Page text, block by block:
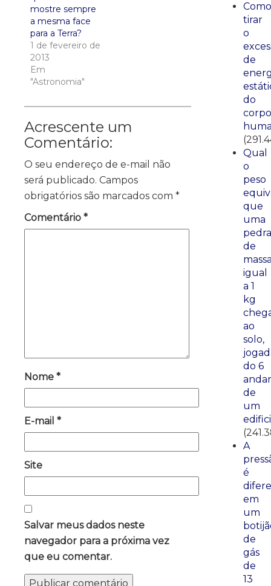
mostre sempre
a mesma face
para a Terra?
1 de fevereiro de
2013
Em
"Astronomia"
Acrescente um
Comentário:
O seu endereço de e-mail não
será publicado. Campos
obrigatórios são marcados com *
Comentário *
Nome *
E-mail *
Site
Salvar meus dados neste
navegador para a próxima vez
que eu comentar.
Como
tirar
o
de
do
corpo
Qual
o
peso
que
uma
pedra
de
igual
a 1
kg
ao
solo,
do 6
andar
de
um
A
é
em
um
de
gás
de
13